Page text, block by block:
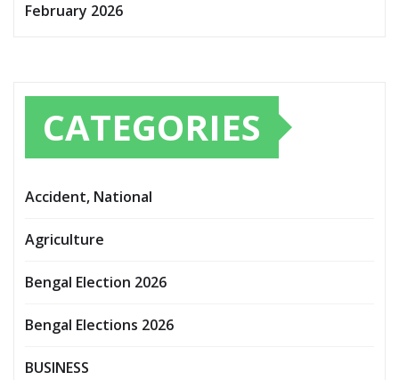
February 2026
CATEGORIES
Accident, National
Agriculture
Bengal Election 2026
Bengal Elections 2026
BUSINESS